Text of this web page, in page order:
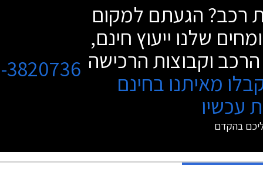
רכב? הגעתם למקום
שלנו ייעוץ חינם,
וקבוצות הרכישה
מאיתנו בחינם
עכשיו
בהקדם
3820736